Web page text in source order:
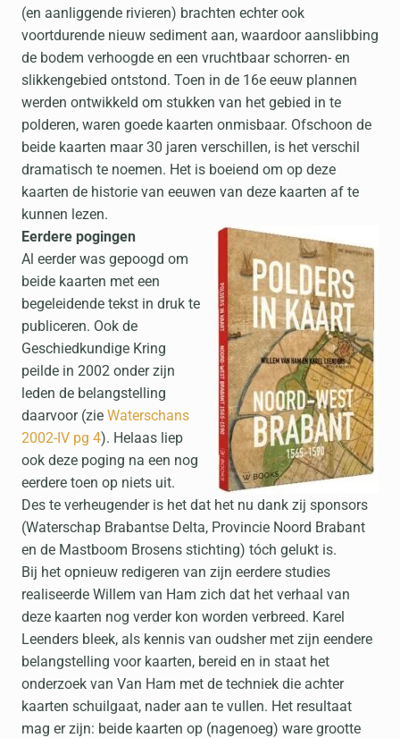
(en aanliggende rivieren) brachten echter ook
voortdurende nieuw sediment aan, waardoor aanslibbing
de bodem verhoogde en een vruchtbaar schorren- en
slikkengebied ontstond. Toen in de 16e eeuw plannen
werden ontwikkeld om stukken van het gebied in te
polderen, waren goede kaarten onmisbaar. Ofschoon de
beide kaarten maar 30 jaren verschillen, is het verschil
dramatisch te noemen. Het is boeiend om op deze
kaarten de historie van eeuwen van deze kaarten af te
kunnen lezen.
Eerdere pogingen
Al eerder was gepoogd om
beide kaarten met een
begeleidende tekst in druk te
publiceren. Ook de
Geschiedkundige Kring
peilde in 2002 onder zijn
leden de belangstelling
daarvoor (zie Waterschans
2002-IV pg 4). Helaas liep
ook deze poging na een nog
eerdere toen op niets uit.
Des te verheugender is het dat het nu dank zij sponsors
(Waterschap Brabantse Delta, Provincie Noord Brabant
en de Mastboom Brosens stichting) tóch gelukt is.
Bij het opnieuw redigeren van zijn eerdere studies
realiseerde Willem van Ham zich dat het verhaal van
deze kaarten nog verder kon worden verbreed. Karel
Leenders bleek, als kennis van oudsher met zijn eendere
belangstelling voor kaarten, bereid en in staat het
onderzoek van Van Ham met de techniek die achter
kaarten schuilgaat, nader aan te vullen. Het resultaat
mag er zijn: beide kaarten op (nagenoeg) ware grootte